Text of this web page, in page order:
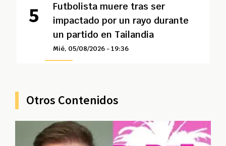
Futbolista muere tras ser
impactado por un rayo durante
un partido en Tailandia
Mié, 05/08/2026 - 19:36
Otros Contenidos